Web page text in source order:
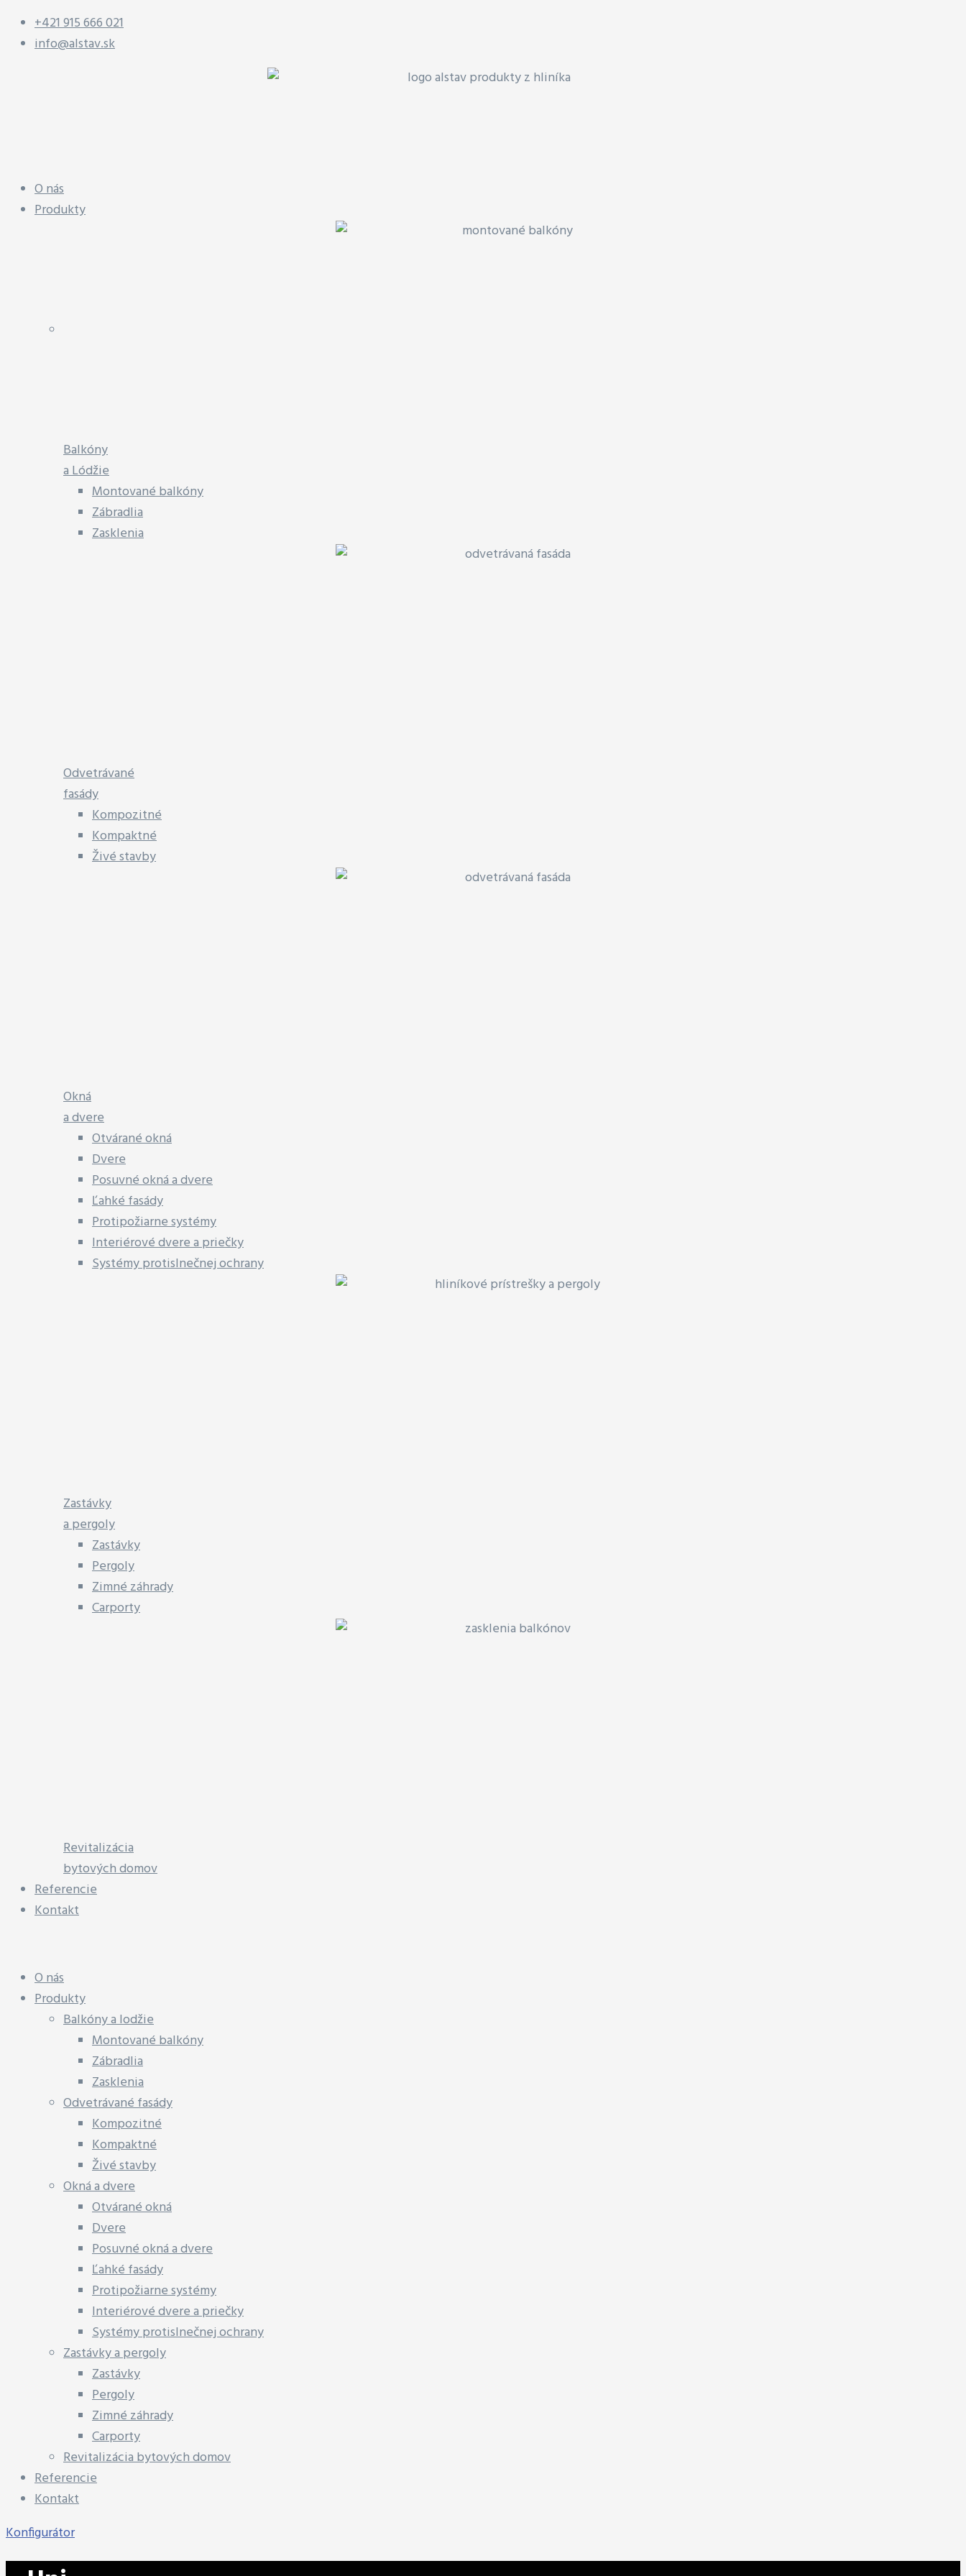
+421 915 666 021
info@alstav.sk
O nás
Produkty
Balkóny
a Lódžie
Montované balkóny
Zábradlia
Zasklenia
Odvetrávané
fasády
Kompozitné
Kompaktné
Živé stavby
Okná
a dvere
Otvárané okná
Dvere
Posuvné okná a dvere
Ľahké fasády
Protipožiarne systémy
Interiérové dvere a priečky
Systémy protislnečnej ochrany
Zastávky
a pergoly
Zastávky
Pergoly
Zimné záhrady
Carporty
Revitalizácia
bytových domov
Referencie
Kontakt
O nás
Produkty
Balkóny a lodžie
Montované balkóny
Zábradlia
Zasklenia
Odvetrávané fasády
Kompozitné
Kompaktné
Živé stavby
Okná a dvere
Otvárané okná
Dvere
Posuvné okná a dvere
Ľahké fasády
Protipožiarne systémy
Interiérové dvere a priečky
Systémy protislnečnej ochrany
Zastávky a pergoly
Zastávky
Pergoly
Zimné záhrady
Carporty
Revitalizácia bytových domov
Referencie
Kontakt
Konfigurátor